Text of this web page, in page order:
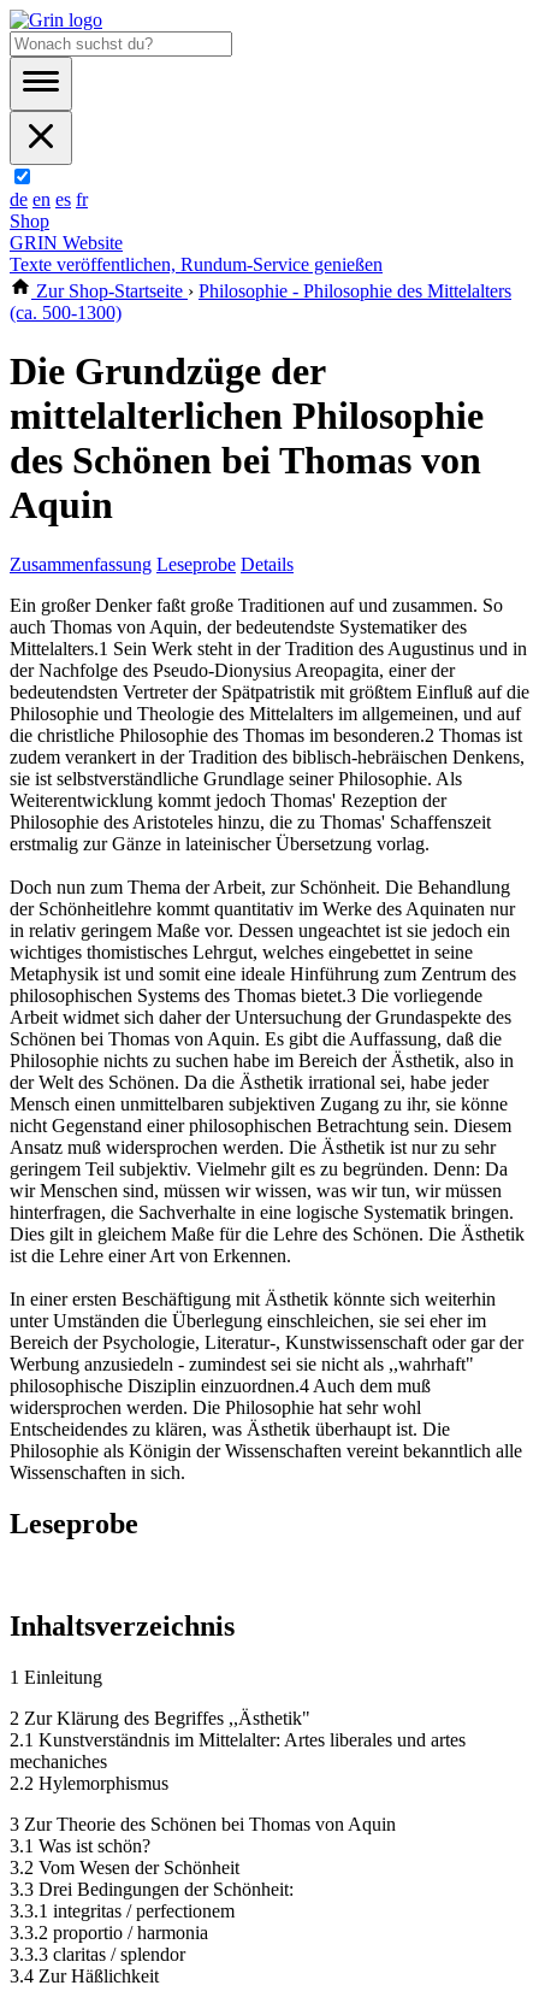
de en es fr
Shop
GRIN Website
Texte veröffentlichen, Rundum-Service genießen
Zur Shop-Startseite › Philosophie - Philosophie des Mittelalters
(ca. 500-1300)
Die Grundzüge der
mittelalterlichen Philosophie
des Schönen bei Thomas von
Aquin
Zusammenfassung Leseprobe Details
Ein großer Denker faßt große Traditionen auf und zusammen. So
auch Thomas von Aquin, der bedeutendste Systematiker des
Mittelalters.1 Sein Werk steht in der Tradition des Augustinus und in
der Nachfolge des Pseudo-Dionysius Areopagita, einer der
bedeutendsten Vertreter der Spätpatristik mit größtem Einfluß auf die
Philosophie und Theologie des Mittelalters im allgemeinen, und auf
die christliche Philosophie des Thomas im besonderen.2 Thomas ist
zudem verankert in der Tradition des biblisch-hebräischen Denkens,
sie ist selbstverständliche Grundlage seiner Philosophie. Als
Weiterentwicklung kommt jedoch Thomas' Rezeption der
Philosophie des Aristoteles hinzu, die zu Thomas' Schaffenszeit
erstmalig zur Gänze in lateinischer Übersetzung vorlag.
Doch nun zum Thema der Arbeit, zur Schönheit. Die Behandlung
der Schönheitlehre kommt quantitativ im Werke des Aquinaten nur
in relativ geringem Maße vor. Dessen ungeachtet ist sie jedoch ein
wichtiges thomistisches Lehrgut, welches eingebettet in seine
Metaphysik ist und somit eine ideale Hinführung zum Zentrum des
philosophischen Systems des Thomas bietet.3 Die vorliegende
Arbeit widmet sich daher der Untersuchung der Grundaspekte des
Schönen bei Thomas von Aquin. Es gibt die Auffassung, daß die
Philosophie nichts zu suchen habe im Bereich der Ästhetik, also in
der Welt des Schönen. Da die Ästhetik irrational sei, habe jeder
Mensch einen unmittelbaren subjektiven Zugang zu ihr, sie könne
nicht Gegenstand einer philosophischen Betrachtung sein. Diesem
Ansatz muß widersprochen werden. Die Ästhetik ist nur zu sehr
geringem Teil subjektiv. Vielmehr gilt es zu begründen. Denn: Da
wir Menschen sind, müssen wir wissen, was wir tun, wir müssen
hinterfragen, die Sachverhalte in eine logische Systematik bringen.
Dies gilt in gleichem Maße für die Lehre des Schönen. Die Ästhetik
ist die Lehre einer Art von Erkennen.
In einer ersten Beschäftigung mit Ästhetik könnte sich weiterhin
unter Umständen die Überlegung einschleichen, sie sei eher im
Bereich der Psychologie, Literatur-, Kunstwissenschaft oder gar der
Werbung anzusiedeln - zumindest sei sie nicht als ,,wahrhaft"
philosophische Disziplin einzuordnen.4 Auch dem muß
widersprochen werden. Die Philosophie hat sehr wohl
Entscheidendes zu klären, was Ästhetik überhaupt ist. Die
Philosophie als Königin der Wissenschaften vereint bekanntlich alle
Wissenschaften in sich.
Leseprobe
Inhaltsverzeichnis
1 Einleitung
2 Zur Klärung des Begriffes ,,Ästhetik"
2.1 Kunstverständnis im Mittelalter: Artes liberales und artes
mechaniches
2.2 Hylemorphismus
3 Zur Theorie des Schönen bei Thomas von Aquin
3.1 Was ist schön?
3.2 Vom Wesen der Schönheit
3.3 Drei Bedingungen der Schönheit:
3.3.1 integritas / perfectionem
3.3.2 proportio / harmonia
3.3.3 claritas / splendor
3.4 Zur Häßlichkeit